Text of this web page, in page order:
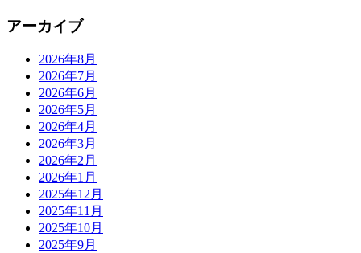
アーカイブ
2026年8月
2026年7月
2026年6月
2026年5月
2026年4月
2026年3月
2026年2月
2026年1月
2025年12月
2025年11月
2025年10月
2025年9月